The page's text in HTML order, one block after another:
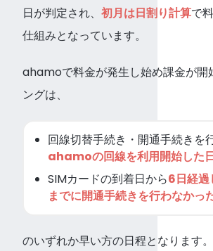
日が判定され、 初月は日割り計算で
仕組みとなっています。
ahamoで料金が発生し始め課金が開
ングは、
回線切替手続き・開通手続きを行
ahamoの回線を利用開始した
SIMカードの到着日から6日経
までに開通手続きを行わなかっ
のいずれか早い方の日程となります。